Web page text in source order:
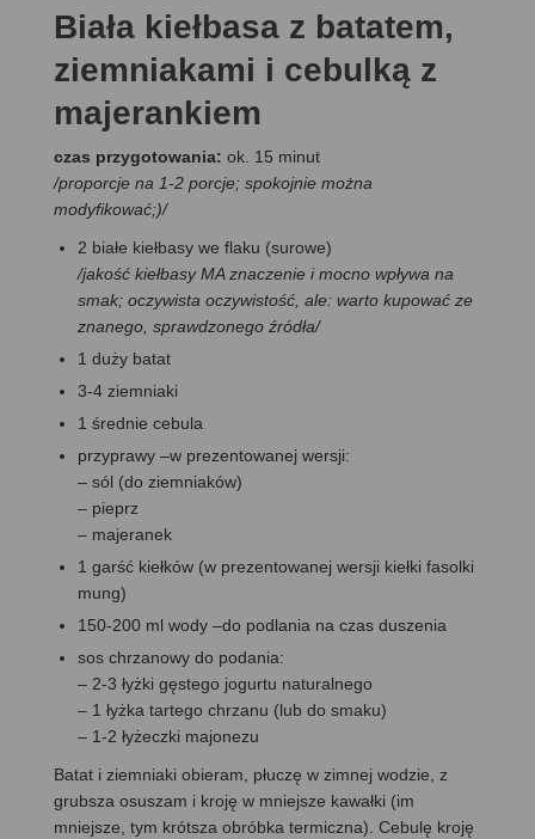
Biała kiełbasa z batatem,
ziemniakami i cebulką z
majerankiem
czas przygotowania: ok. 15 minut
/proporcje na 1-2 porcje; spokojnie można
modyfikować;)/
2 białe kiełbasy we flaku (surowe)
/jakość kiełbasy MA znaczenie i mocno wpływa na
smak; oczywista oczywistość, ale: warto kupować ze
znanego, sprawdzonego źródła/
1 duży batat
3-4 ziemniaki
1 średnie cebula
przyprawy –w prezentowanej wersji:
– sól (do ziemniaków)
– pieprz
– majeranek
1 garść kiełków (w prezentowanej wersji kiełki fasolki
mung)
150-200 ml wody –do podlania na czas duszenia
sos chrzanowy do podania:
– 2-3 łyżki gęstego jogurtu naturalnego
– 1 łyżka tartego chrzanu (lub do smaku)
– 1-2 łyżeczki majonezu
Batat i ziemniaki obieram, płuczę w zimnej wodzie, z
grubsza osuszam i kroję w mniejsze kawałki (im
mniejsze, tym krótsza obróbka termiczna). Cebulę kroję